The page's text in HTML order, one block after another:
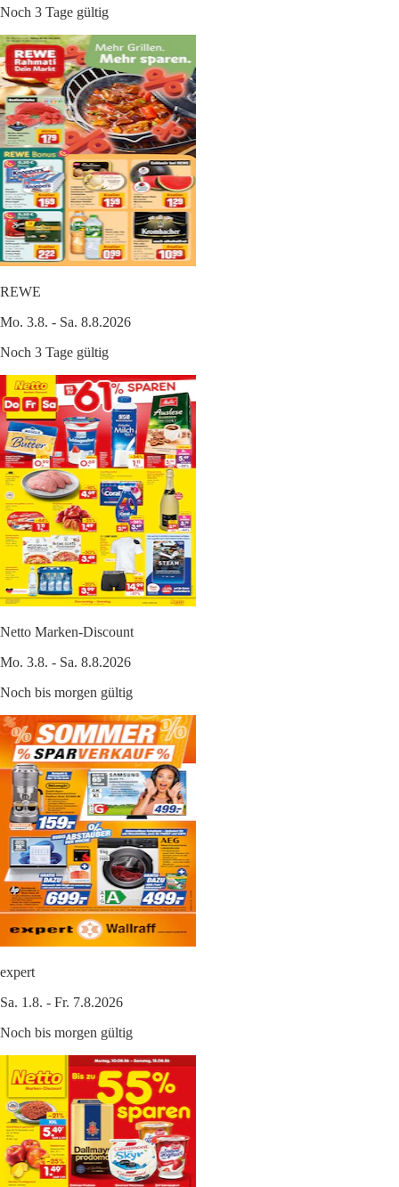
Noch 3 Tage gültig
REWE
Mo. 3.8. - Sa. 8.8.2026
Noch 3 Tage gültig
Netto Marken-Discount
Mo. 3.8. - Sa. 8.8.2026
Noch bis morgen gültig
expert
Sa. 1.8. - Fr. 7.8.2026
Noch bis morgen gültig